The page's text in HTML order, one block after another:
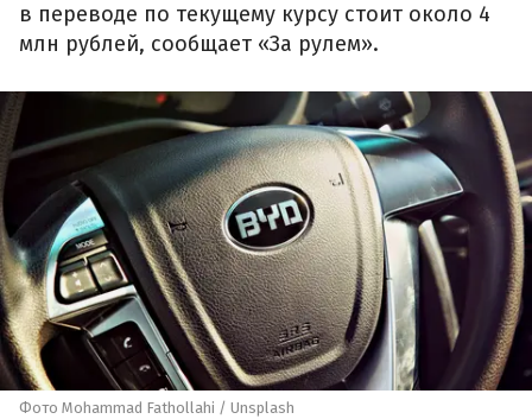
в переводе по текущему курсу стоит около 4
млн рублей, сообщает «За рулем».
Фото Mohammad Fathollahi / Unsplash